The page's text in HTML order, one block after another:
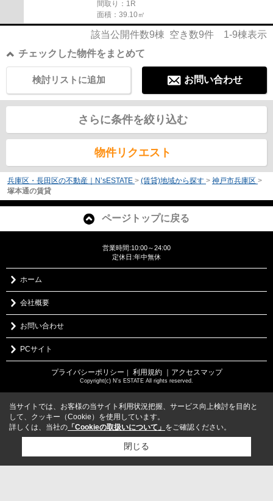
間取り：1R
面積：39.10㎡
該当公開件数9棟 空き数9件 1-9棟表示
チェックした物件をまとめて
お問い合わせ
検討リストに追加
さらに条件を絞り込む
物件リクエスト
兵庫区・長田区の不動産｜N’sESTATE > (賃貸)地域から探す > 神戸市兵庫区 >
塚本通の賃貸
ページトップに戻る
営業時間:10:00～24:00
定休日:年中無休
ホーム
会社概要
お問い合わせ
PCサイト
プライバシーポリシー ｜ 利用規約 ｜アクセスマップ
Copyright(c) N's ESTATE All rights reserved.
当サイトでは、お客様の当サイト利用状況把握、サービス向上検討を目的と
して、クッキー（Cookie）を使用しています。
詳しくは、当社の 「Cookieの取扱いについて」 をご確認ください。
閉じる